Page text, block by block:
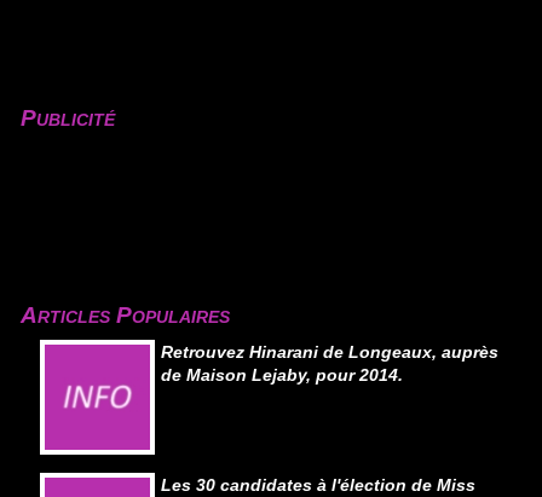
Publicité
Articles Populaires
Retrouvez Hinarani de Longeaux, auprès
de Maison Lejaby, pour 2014.
Les 30 candidates à l'élection de Miss